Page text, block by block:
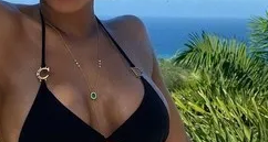
Госпитализирована,
Произошедшего